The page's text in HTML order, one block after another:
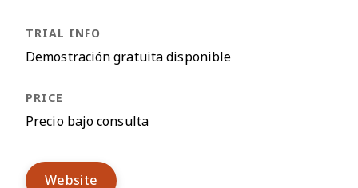
Demostración gratuita disponible
Precio bajo consulta
Website